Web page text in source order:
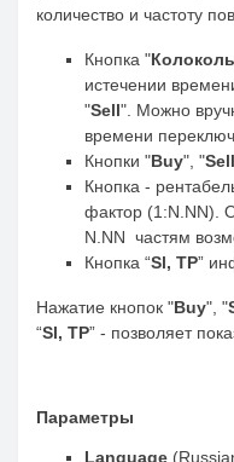
количество и частоту
Кнопка "
истечении
"Sell". Можно
времени
Кнопки "Buy", "Sell
Кнопка -
фактор (1:N.NN).
N.NN частям
Кнопка “Sl, TP”
Нажатие кнопок "Buy", "
“Sl, TP” - позволяет
Параметры
Language